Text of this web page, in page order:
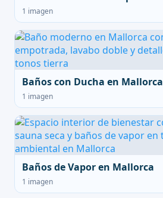
1 imagen
Baños con Ducha en Mallorca
1 imagen
Baños de Vapor en Mallorca
1 imagen